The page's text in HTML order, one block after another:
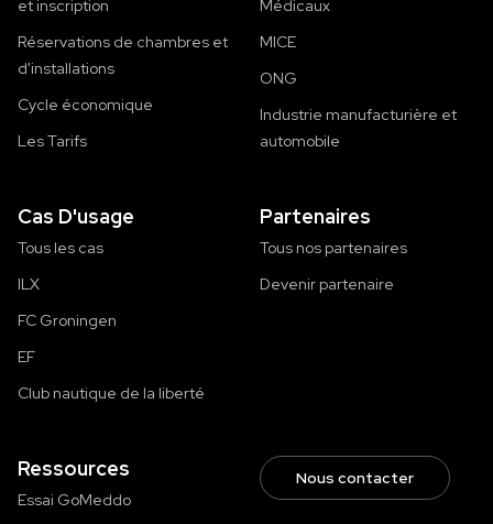
et inscription
Réservations de chambres et
d'installations
Cycle économique
Les Tarifs
Médicaux
MICE
ONG
Industrie manufacturière et
automobile
Cas D'usage
Tous les cas
ILX
FC Groningen
EF
Club nautique de la liberté
Partenaires
Tous nos partenaires
Devenir partenaire
Ressources
Essai GoMeddo
Nous contacter